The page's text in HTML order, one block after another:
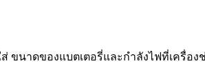
นาดของแบตเตอรี่และกำลังไฟที่เครื่อ